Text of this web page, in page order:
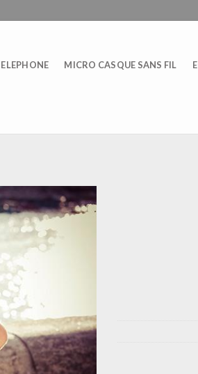
MICRO CASQUE SANS FIL